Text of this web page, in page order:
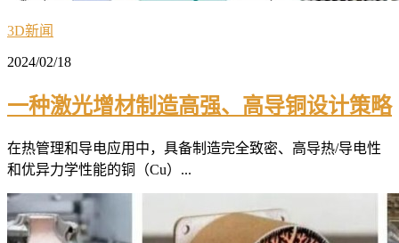
3D新闻
2024/02/18
一种激光增材制造高强、高导铜设计策略
在热管理和导电应用中，具备制造完全致密、高导热/导电性
和优异力学性能的铜（Cu）...